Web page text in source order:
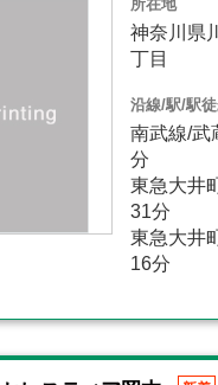
所在地
神奈川県
丁目
沿線/駅/駅
南武線/武
分
東急大井
31分
東急大井
16分